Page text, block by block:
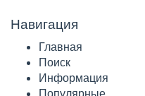
Навигация
Главная
Поиск
Информация
Популярные